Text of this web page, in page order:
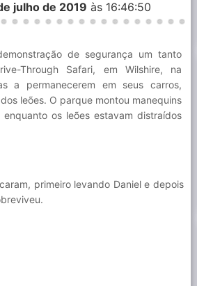
julho de 2019 às 16:46:50
de segurança um tanto
Through Safari, em Wilshire, na
a permanecerem em seus carros,
leões. O parque montou manequins
os leões estavam distraídos
primeiro levando Daniel e depois